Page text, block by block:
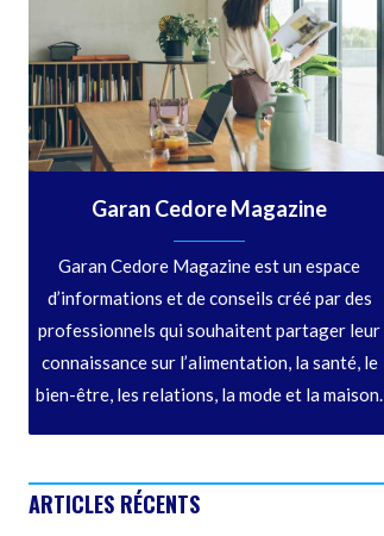
Garan Cedore Magazine
Garan Cedore Magazine est un espace
d’informations et de conseils créé par des
professionnels qui souhaitent partager leur
connaissance sur l’alimentation, la santé, le
bien-être, les relations, la mode et la maison.
ARTICLES RÉCENTS